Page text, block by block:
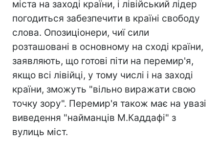
міста на заході країни, і лівійський лідер
погодиться забезпечити в країні свободу
слова. Опозиціонери, чиї сили
розташовані в основному на сході країни,
заявляють, що готові піти на перемир'я,
якщо всі лівійці, у тому числі і на заході
країни, зможуть "вільно виражати свою
точку зору". Перемир'я також має на увазі
виведення "найманців М.Каддафі" з
вулиць міст.